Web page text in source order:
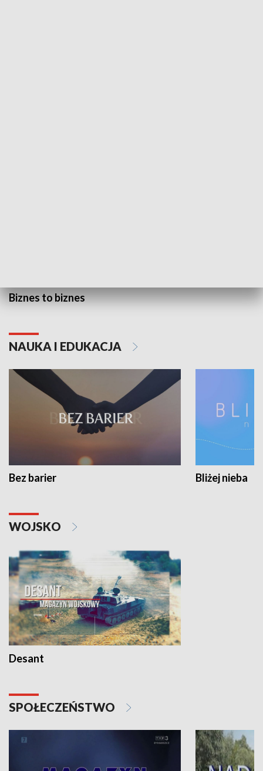
Biznes to biznes
NAUKA I EDUKACJA
Bez barier Bliżej nieba
WOJSKO
Desant
SPOŁECZEŃSTWO